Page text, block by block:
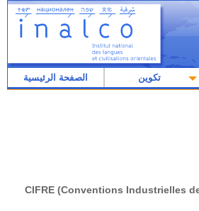
الصفحة الرئيسية تكوين
CIFRE (Conventions Industrielles